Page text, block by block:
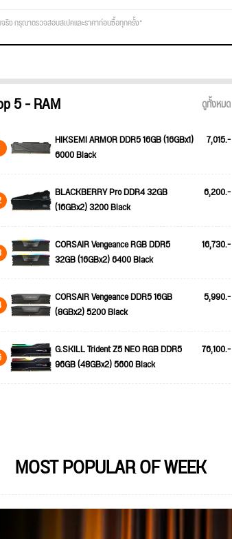
ริง กรุณาตรวจสอบสเปคและราคาก่อนซื้อทุกครั้ง*
5 - RAM ดูทั้งหมด
HIKSEMI ARMOR DDR5 16GB (16GBx1)
6000 Black
7,015.-
BLACKBERRY Pro DDR4 32GB
(16GBx2) 3200 Black
6,200.-
CORSAIR Vengeance RGB DDR5
32GB (16GBx2) 6400 Black
16,730.-
CORSAIR Vengeance DDR5 16GB
(8GBx2) 5200 Black
5,990.-
G.SKILL Trident Z5 NEO RGB DDR5
96GB (48GBx2) 5600 Black
76,100.-
MOST POPULAR OF WEEK